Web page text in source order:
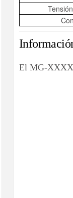
El MG-XXXX